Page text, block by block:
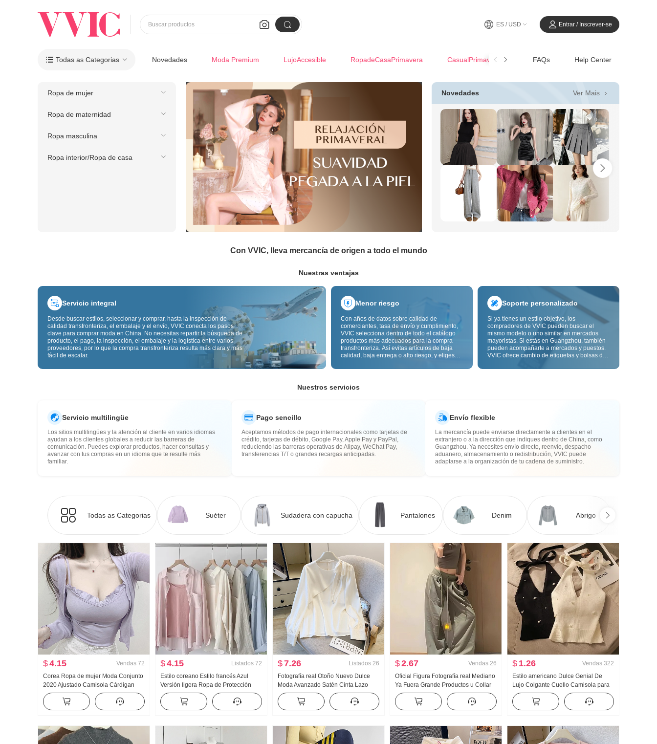
 
Buscar productos ES / USD Entrar / Inscrever-se
 Todas as Categorias Novedades Moda Premium LujoAccesible RopadeCasaPrimavera CasualPrimavera-Verano FAQs Help Center
Ropa de mujer
Ropa de maternidad
Ropa masculina
Ropa interior/Ropa de casa
Novedades Ver Mais 
Con VVIC, lleva mercancía de origen a todo el mundo
Nuestras ventajas
Servicio integral
Desde buscar estilos, seleccionar y comprar, hasta la inspección de
calidad transfronteriza, el embalaje y el envío, VVIC conecta los pasos
clave para comprar moda en China. No necesitas repartir la búsqueda de
producto, el pago, la inspección, el embalaje y la logística entre varios
proveedores, por lo que la compra transfronteriza resulta más clara y más
fácil de escalar.
Menor riesgo
Con años de datos sobre calidad de
comerciantes, tasa de envío y cumplimiento,
VVIC selecciona dentro de todo el catálogo
productos más adecuados para la compra
transfronteriza. Así evitas artículos de baja
calidad, baja entrega o alto riesgo, y eliges
calidad transfronteriza y las etiquetas de
aduana y posventa.
Soporte personalizado
Si ya tienes un estilo objetivo, los
compradores de VVIC pueden buscar el
mismo modelo o uno similar en mercados
mayoristas. Si estás en Guangzhou, también
pueden acompañarte a mercados y puestos.
VVIC ofrece cambio de etiquetas y bolsas de
imagen o muestra, para que tu compra sea
Nuestros servicios
Servicio multilingüe
Los sitios multilingües y la atención al cliente en varios idiomas
ayudan a los clientes globales a reducir las barreras de
comunicación. Puedes explorar productos, hacer consultas y
avanzar con tus compras en un idioma que te resulte más
familiar.
Pago sencillo
Aceptamos métodos de pago internacionales como tarjetas de
crédito, tarjetas de débito, Google Pay, Apple Pay y PayPal,
reduciendo las barreras operativas de Alipay, WeChat Pay,
transferencias T/T o grandes recargas anticipadas.
Envío flexible
La mercancía puede enviarse directamente a clientes en el
extranjero o a la dirección que indiques dentro de China, como
Guangzhou. Ya necesites envío directo, reenvío, despacho
aduanero, almacenamiento o redistribución, VVIC puede
adaptarse a la organización de tu cadena de suministro.
Todas as Categorias Suéter Sudadera con capucha Pantalones Denim Abrigo
$4.15 Vendas 72
Corea Ropa de mujer Moda Conjunto
2020 Ajustado Camisola Cárdigan
Conjunto de dos piezas Camiseta Top
Mujer
$4.15 Listados 72
Estilo coreano Estilo francés Azul
Versión ligera Ropa de Protección
Solar Manga Larga Camisa Mujer
Ropa de verano Holgado Casual
HOLGAZÁN Manga Larga Sencillo
$7.26 Listados 26
Fotografía real Otoño Nuevo Dulce
Moda Avanzado Satén Cinta Lazo
Chifón Estilo francés Camisa Top
Mujer
$2.67 Vendas 26
Oficial Figura Fotografía real Mediano
Ya Fuera Grande Productos u Collar
Hueso de buey Hebilla En forma de I
Chaleco Tirantes Kuo Pierna
Arrastrando Deporte Pantalones
$ 1.26 Vendas 322
Estilo americano Dulce Genial De
Lujo Colgante Cuello Camisola para
mujer Verano Para uso exterior
Interior Partido Camiseta Interior
Chica atrevida tejido de punto Top sin